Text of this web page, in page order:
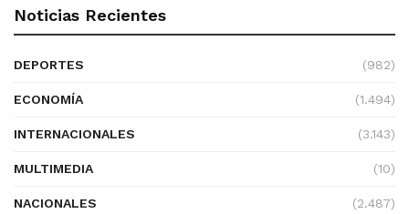
Noticias Recientes
DEPORTES (982)
ECONOMÍA (1.494)
INTERNACIONALES (3.143)
MULTIMEDIA (10)
NACIONALES (2.487)